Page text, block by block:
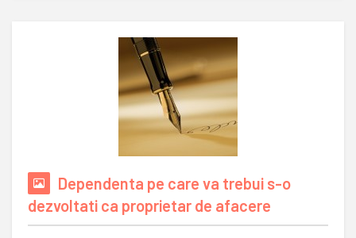
Dependenta pe care va trebui s-o
dezvoltati ca proprietar de afacere